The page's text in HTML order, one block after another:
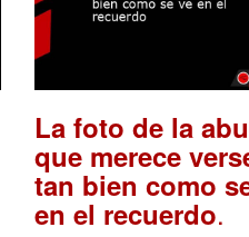
La foto de la
que merece
tan bien como
en el recuerdo.